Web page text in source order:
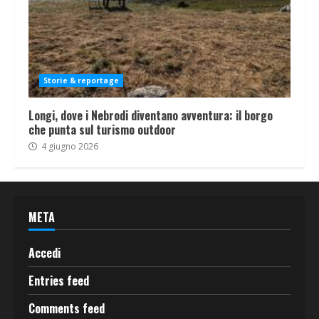
Storie & reportage
Longi, dove i Nebrodi diventano avventura: il borgo
che punta sul turismo outdoor
4 giugno 2026
META
Accedi
Entries feed
Comments feed